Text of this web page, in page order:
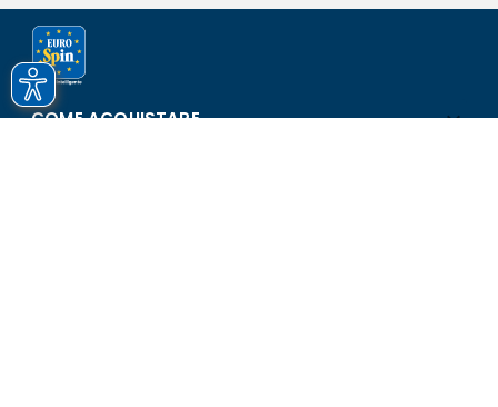
COME ACQUISTARE